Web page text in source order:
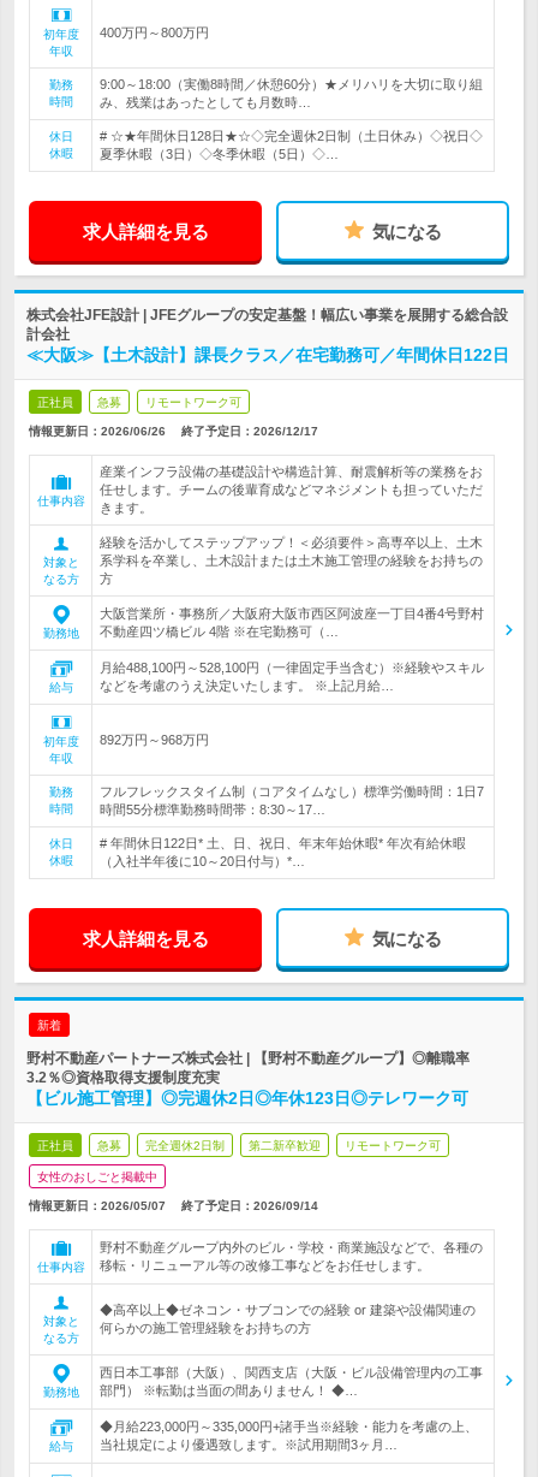
初年度
年収
400万円～800万円
勤務
時間
9:00～18:00（実働8時間／休憩60分）★メリハリを大切に取り組
み、残業はあったとしても月数時…
休日
休暇
# ☆★年間休日128日★☆◇完全週休2日制（土日休み）◇祝日◇
夏季休暇（3日）◇冬季休暇（5日）◇…
求人詳細を見る 気になる
株式会社JFE設計 | JFEグループの安定基盤！幅広い事業を展開する総合設
計会社
≪大阪≫【土木設計】課長クラス／在宅勤務可／年間休日122日
正社員 急募 リモートワーク可
情報更新日：2026/06/26 終了予定日： 2026/12/17
仕事内容
産業インフラ設備の基礎設計や構造計算、耐震解析等の業務をお
任せします。チームの後輩育成などマネジメントも担っていただ
きます。
対象と
なる方
経験を活かしてステップアップ！＜必須要件＞高専卒以上、土木
系学科を卒業し、土木設計または土木施工管理の経験をお持ちの
方
勤務地
大阪営業所・事務所／大阪府大阪市西区阿波座一丁目4番4号野村
不動産四ツ橋ビル 4階 ※在宅勤務可（…
給与
月給488,100円～528,100円（一律固定手当含む）※経験やスキル
などを考慮のうえ決定いたします。 ※上記月給…
初年度
年収
892万円～968万円
勤務
時間
フルフレックスタイム制（コアタイムなし）標準労働時間：1日7
時間55分標準勤務時間帯：8:30～17…
休日
休暇
# 年間休日122日* 土、日、祝日、年末年始休暇* 年次有給休暇
（入社半年後に10～20日付与）*…
求人詳細を見る 気になる
新着
野村不動産パートナーズ株式会社 | 【野村不動産グループ】◎離職率
3.2％◎資格取得支援制度充実
【ビル施工管理】◎完週休2日◎年休123日◎テレワーク可
正社員 急募 完全週休2日制 第二新卒歓迎 リモートワーク可
女性のおしごと掲載中
情報更新日：2026/05/07 終了予定日： 2026/09/14
仕事内容
野村不動産グループ内外のビル・学校・商業施設などで、各種の
移転・リニューアル等の改修工事などをお任せします。
対象と
なる方
◆高卒以上◆ゼネコン・サブコンでの経験 or 建築や設備関連の
何らかの施工管理経験をお持ちの方
勤務地
西日本工事部（大阪）、関西支店（大阪・ビル設備管理内の工事
部門） ※転勤は当面の間ありません！ ◆…
給与
◆月給223,000円～335,000円+諸手当※経験・能力を考慮の上、
当社規定により優遇致します。※試用期間3ヶ月…